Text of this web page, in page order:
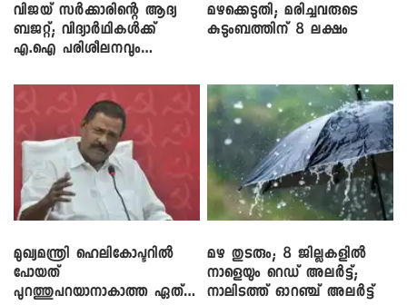
വിജയ് സർക്കാരിന്റെ ആദ്യ
ബജറ്റ്; വിദ്യാർഥികൾക്ക്
എ.ഐ പരിശീലനവും
മഴക്കെടുതി; മരിച്ചവരുടെ
കുടുംബത്തിന് 8 ലക്ഷം
മുഖ്യമന്ത്രി ഹെലികോപ്ടറിൽ
പോയത്
പുറത്തുപറയാനാകാത്ത ഏത്
മഴ തുടരും; 8 ജില്ലകളിൽ
നാളെയും റെഡ് അലർട്ട്;
നാലിടത്ത് ഓറഞ്ച് അലർട്ട്